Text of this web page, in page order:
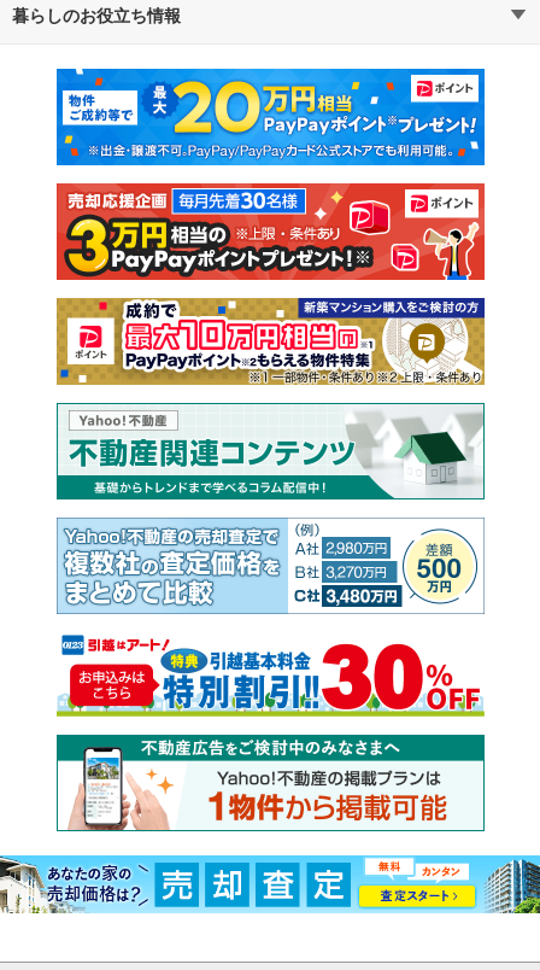
通勤・通学時間から探す
不動産・住宅
新築マンション 中古マンション
新築一戸建て 中古一戸建て
注文住宅 土地
売却査定
暮らしのお役立ち情報
マンションカタログ 教えて！住まいの先生